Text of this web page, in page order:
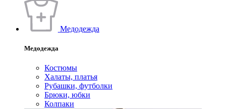
Медодежда
Медодежда
Костюмы
Халаты, платья
Рубашки, футболки
Брюки, юбки
Колпаки